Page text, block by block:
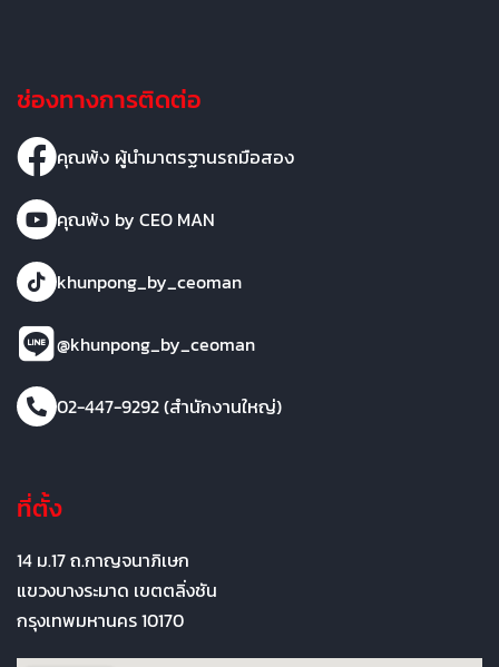
ช่องทางการติดต่อ
คุณพ้ง ผู้นำมาตรฐานรถมือสอง
คุณพ้ง by CEO MAN
khunpong_by_ceoman
@khunpong_by_ceoman
02-447-9292 (สำนักงานใหญ่)
ที่ตั้ง
14 ม.17 ถ.กาญจนาภิเษก
แขวงบางระมาด เขตตลิ่งชัน
กรุงเทพมหานคร 10170